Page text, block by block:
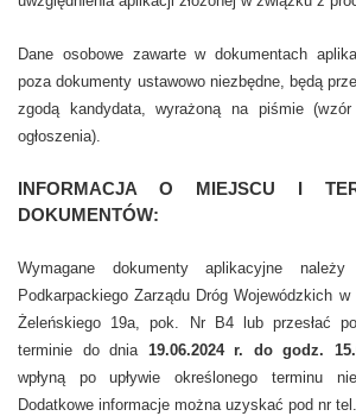
Dane osobowe zawarte w dokumentach
poza dokumenty ustawowo niezbędne, będą
zgodą kandydata, wyrażoną na piśmie
ogłoszenia).
INFORMACJA O MIEJSCU I
DOKUMENTÓW:
Wymagane dokumenty aplikacyjne
Podkarpackiego Zarządu Dróg Wojewódzkich
Żeleńskiego 19a, pok. Nr B4 lub przesłać
terminie do dnia 19.06.2024 r. do godz.
wpłyną po upływie określonego terminu
Dodatkowe informacje można uzyskać pod nr tel.